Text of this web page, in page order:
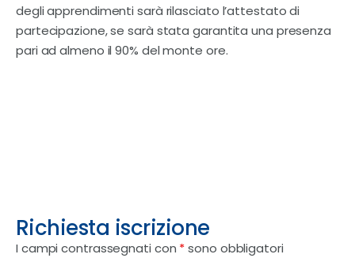
degli apprendimenti sarà rilasciato l’attestato di
partecipazione, se sarà stata garantita una presenza
pari ad almeno il 90% del monte ore.
Richiesta iscrizione
I campi contrassegnati con *sono obbligatori